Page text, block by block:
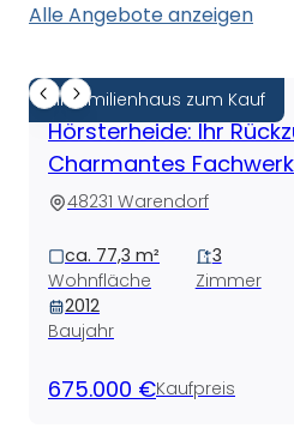
Alle Angebote anzeigen
Einfamilienhaus zum Kauf
Hörsterheide: Ihr
Charmantes
einzigartigem Ausblick
48231 Warendorf
ca. 77,3 m²
Wohnfläche
3
Zimmer
2012
Baujahr
675.000 €Kaufpreis